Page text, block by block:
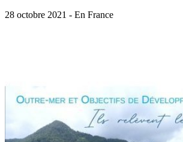
28 octobre 2021 - En France